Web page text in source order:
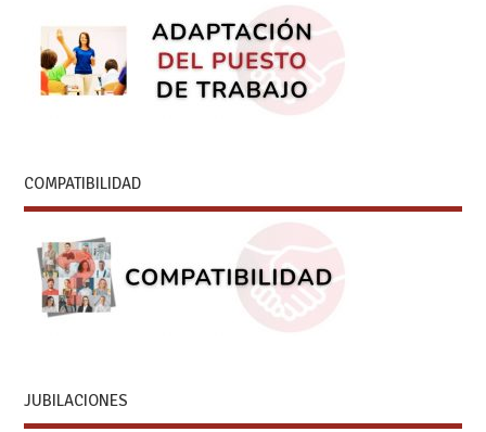
COMPATIBILIDAD
JUBILACIONES